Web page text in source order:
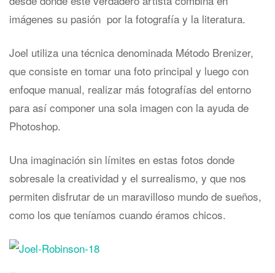
imágenes su pasión por la fotografía y la literatura.
Joel utiliza una técnica denominada Método Brenizer,
que consiste en tomar una foto principal y luego con
enfoque manual, realizar más fotografías del entorno
para así componer una sola imagen con la ayuda de
Photoshop.
Una imaginación sin límites en estas fotos donde
sobresale la creatividad y el surrealismo, y que nos
permiten disfrutar de un maravilloso mundo de sueños,
como los que teníamos cuando éramos chicos.